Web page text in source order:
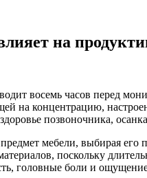
на
восемь часов перед
на концентрацию,
позвоночника,
мебели, выбирая
поскольку
головные боли и